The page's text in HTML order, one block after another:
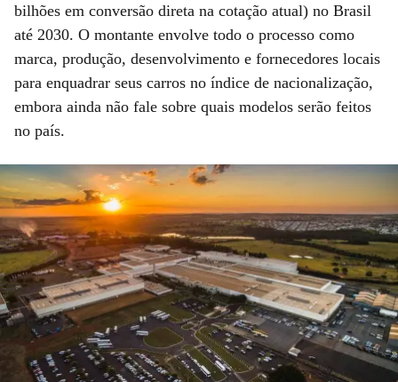
bilhões em conversão direta na cotação atual) no Brasil
até 2030. O montante envolve todo o processo como
marca, produção, desenvolvimento e fornecedores locais
para enquadrar seus carros no índice de nacionalização,
embora ainda não fale sobre quais modelos serão feitos
no país.